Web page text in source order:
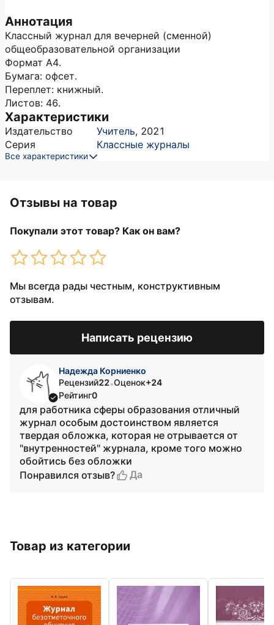
Аннотация
Классный журнал для вечерней (сменной)
общеобразовательной организации
Формат А4.
Бумага: офсет.
Переплет: книжный.
Листов: 46.
Характеристики
Издательство Учитель, 2021
Серия
Классные журналы
Все характеристики
Отзывы на товар
Покупали этот товар? Как он вам?
Мы всегда рады честным, конструктивным
отзывам.
Написать рецензию
Надежда Корниенко
Рецензий22•Оценок+24
Рейтинг0
для работника сферы образования отличный
журнал особым достоинством является
твердая обложка, которая не отрывается от
"внутренностей" журнала, кроме того можно
обойтись без обложки
Понравился отзыв?
Да
Товар из категории